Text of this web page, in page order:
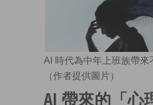
AI 時代為中年上班族帶來
（作者提供圖片）
AI 帶來的「心